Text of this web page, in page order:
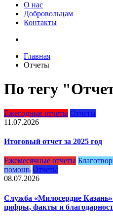
О нас
Добровольцам
Контакты
Главная
Отчеты
По тегy
Ежегодные отчеты Отчеты
11.07.2026
Итоговый отчет за 2025 год
Ежемесячные отчеты
помощь Отчеты
08.07.2026
Служба «Милосердие
цифры, факты и